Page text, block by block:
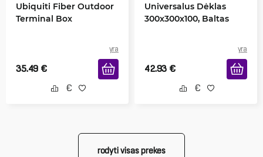
Ubiquiti Fiber Outdoor
Terminal Box
yra
35.49 €
Universalus Dėklas
300x300x100, Baltas
yra
42.93 €
rodyti visas prekes